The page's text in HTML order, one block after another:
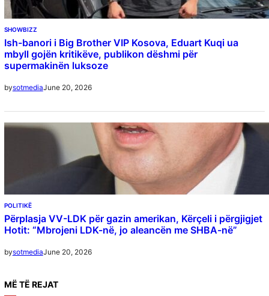
SHOWBIZZ
Ish-banori i Big Brother VIP Kosova, Eduart Kuqi ua
mbyll gojën kritikëve, publikon dëshmi për
supermakinën luksoze
bysotmediaJune 20, 2026
POLITIKË
Përplasja VV-LDK për gazin amerikan, Kërçeli i përgjigjet
Hotit: “Mbrojeni LDK-në, jo aleancën me SHBA-në”
bysotmediaJune 20, 2026
MË TË REJAT